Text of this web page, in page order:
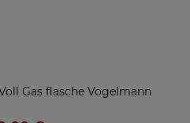
Gas flasche Vogelmann